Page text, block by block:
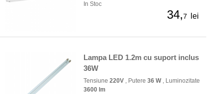
In Stoc
34,7 lei
Lampa LED 1.2m cu suport inclus
36W
Tensiune 220V , Putere 36 W, Luminozitate
3600 lm